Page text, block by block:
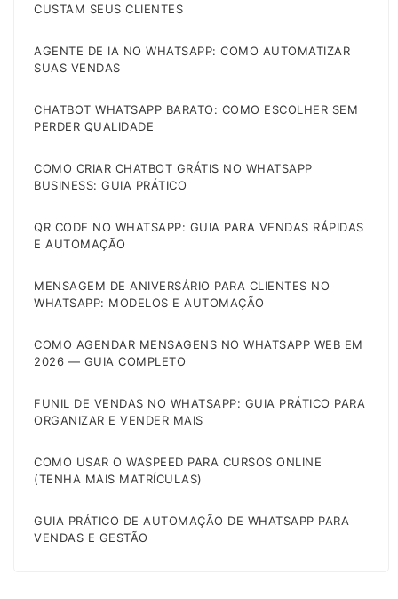
CUSTAM SEUS CLIENTES
AGENTE DE IA NO WHATSAPP: COMO AUTOMATIZAR
SUAS VENDAS
CHATBOT WHATSAPP BARATO: COMO ESCOLHER SEM
PERDER QUALIDADE
COMO CRIAR CHATBOT GRÁTIS NO WHATSAPP
BUSINESS: GUIA PRÁTICO
QR CODE NO WHATSAPP: GUIA PARA VENDAS RÁPIDAS
E AUTOMAÇÃO
MENSAGEM DE ANIVERSÁRIO PARA CLIENTES NO
WHATSAPP: MODELOS E AUTOMAÇÃO
COMO AGENDAR MENSAGENS NO WHATSAPP WEB EM
2026 — GUIA COMPLETO
FUNIL DE VENDAS NO WHATSAPP: GUIA PRÁTICO PARA
ORGANIZAR E VENDER MAIS
COMO USAR O WASPEED PARA CURSOS ONLINE
(TENHA MAIS MATRÍCULAS)
GUIA PRÁTICO DE AUTOMAÇÃO DE WHATSAPP PARA
VENDAS E GESTÃO